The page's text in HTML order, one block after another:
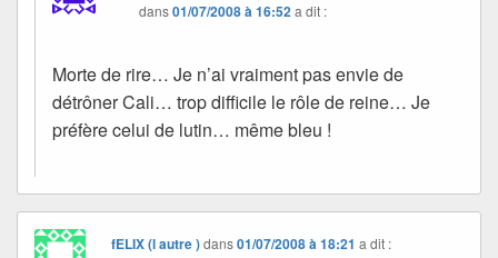
dans01/07/2008 à 16:52a dit :
Morte de rire… Je n’ai vraiment pas envie de
détrôner Cali… trop difficile le rôle de reine… Je
préfère celui de lutin… même bleu !
fELIX (l autre )dans01/07/2008 à 18:21 a dit :